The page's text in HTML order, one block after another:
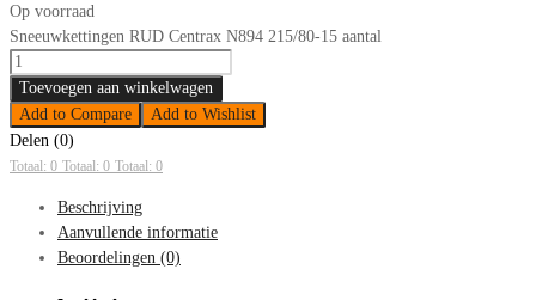
Op voorraad
Sneeuwkettingen RUD Centrax N894 215/80-15 aantal
Toevoegen aan winkelwagen
Add to Compare
Add to Wishlist
Delen (0)
Totaal: 0 Totaal: 0 Totaal: 0
Beschrijving
Aanvullende informatie
Beoordelingen (0)